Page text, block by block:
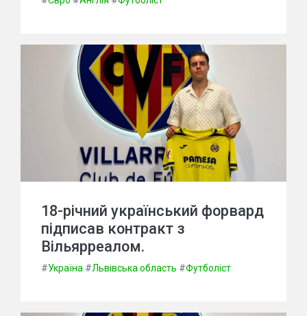
18-річний український форвард
підписав контракт з
Вільярреалом.
#Україна #Львівська область #Футболіст